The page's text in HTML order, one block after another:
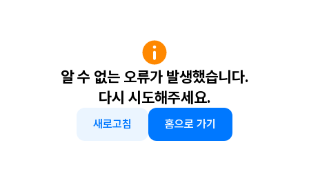
알 수 없는 오류가 발생했습니다.
다시 시도해주세요.
새로고침 홈으로 가기